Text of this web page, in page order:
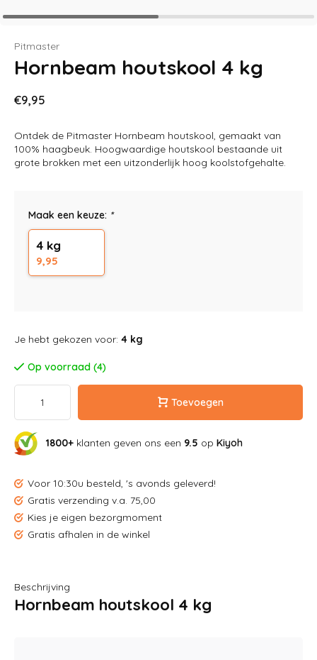
Pitmaster
Hornbeam houtskool 4 kg
€9,95
Ontdek de Pitmaster Hornbeam houtskool, gemaakt van
100% haagbeuk. Hoogwaardige houtskool bestaande uit
grote brokken met een uitzonderlijk hoog koolstofgehalte.
Maak een keuze: *
4 kg
9,95
Je hebt gekozen voor: 4 kg
Op voorraad (4)
Toevoegen
1800+ klanten geven ons een 9.5 op Kiyoh
Voor 10:30u besteld, 's avonds geleverd!
Gratis verzending v.a. 75,00
Kies je eigen bezorgmoment
Gratis afhalen in de winkel
Beschrijving
Hornbeam houtskool 4 kg